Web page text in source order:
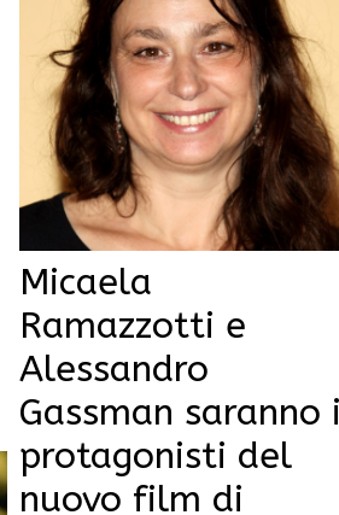
Micaela
Ramazzotti e
Alessandro
Gassman saranno
protagonisti del
nuovo film di